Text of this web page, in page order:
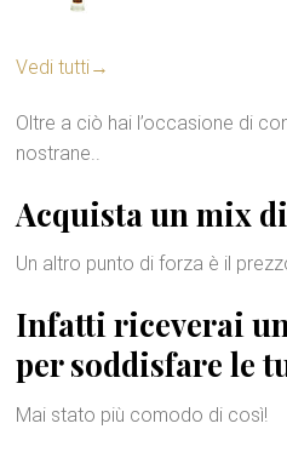
Vedi tutti→
Oltre a ciò hai l’occasione di
nostrane..
Acquista un mix di
Un altro punto di forza è il
Infatti riceverai un
per soddisfare le
Mai stato più comodo di così!